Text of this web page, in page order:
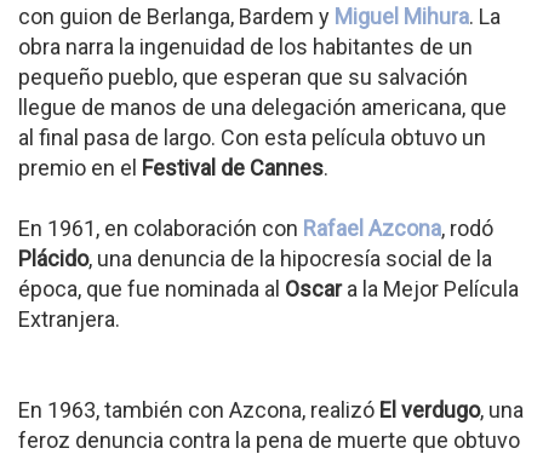
con guion de Berlanga, Bardem y Miguel Mihura. La
obra narra la ingenuidad de los habitantes de un
pequeño pueblo, que esperan que su salvación
llegue de manos de una delegación americana, que
al final pasa de largo. Con esta película obtuvo un
premio en el Festival de Cannes.
En 1961, en colaboración con Rafael Azcona, rodó
Plácido, una denuncia de la hipocresía social de la
época, que fue nominada al Oscara la Mejor Película
Extranjera.
En 1963, también con Azcona, realizó El verdugo, una
feroz denuncia contra la pena de muerte que obtuvo